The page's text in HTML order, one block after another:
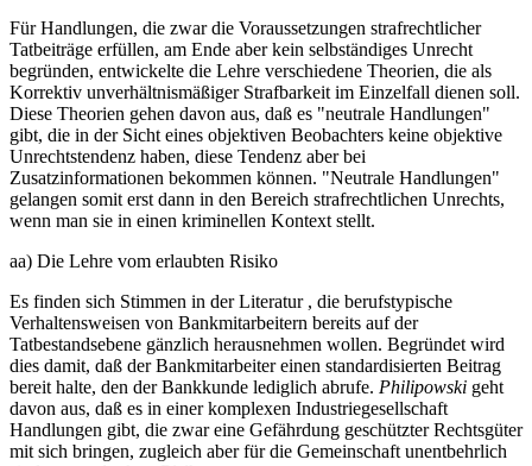
Für Handlungen, die zwar die Voraussetzungen strafrechtlicher
Tatbeiträge erfüllen, am Ende aber kein selbständiges Unrecht
begründen, entwickelte die Lehre verschiedene Theorien, die als
Korrektiv unverhältnismäßiger Strafbarkeit im Einzelfall dienen soll.
Diese Theorien gehen davon aus, daß es "neutrale Handlungen"
gibt, die in der Sicht eines objektiven Beobachters keine objektive
Unrechtstendenz haben, diese Tendenz aber bei
Zusatzinformationen bekommen können. "Neutrale Handlungen"
gelangen somit erst dann in den Bereich strafrechtlichen Unrechts,
wenn man sie in einen kriminellen Kontext stellt.
aa) Die Lehre vom erlaubten Risiko
Es finden sich Stimmen in der Literatur , die berufstypische
Verhaltensweisen von Bankmitarbeitern bereits auf der
Tatbestandsebene gänzlich herausnehmen wollen. Begründet wird
dies damit, daß der Bankmitarbeiter einen standardisierten Beitrag
bereit halte, den der Bankkunde lediglich abrufe. Philipowski geht
davon aus, daß es in einer komplexen Industriegesellschaft
Handlungen gibt, die zwar eine Gefährdung geschützter Rechtsgüter
mit sich bringen, zugleich aber für die Gemeinschaft unentbehrlich